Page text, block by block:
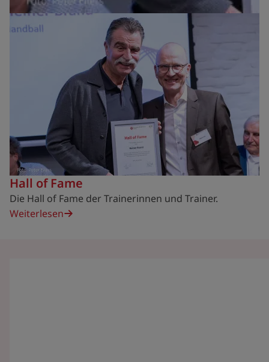
Hall of Fame
Die Hall of Fame der Trainerinnen und Trainer.
Weiterlesen